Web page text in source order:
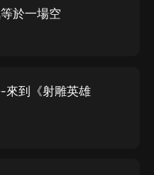
於一場空
來到《射雕英雄